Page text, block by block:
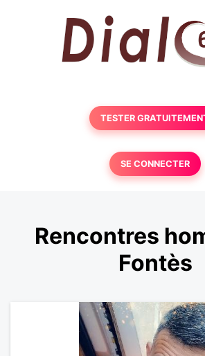
TESTER
SE CONNECTER
Rencontres
Fontès